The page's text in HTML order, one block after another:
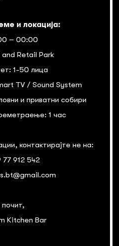
и локација:
– 00:00
and Retail Park
1-50 лица
TV / Sound System
и приватни собири
1 час
контактирајте не на:
77 912 542
Kitchen Bar